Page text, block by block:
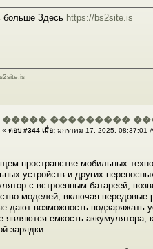
больше Здесь https://bs2site.is
����� ���������
« ตอบ #344 เมื่อ: มกราคม 17, 2025, 08:37:01
пространстве мобильных
устройств и других
с встроенным батареей,
моделей, включая передовые
дают возможность подзаряжать
являются емкость аккумулятора,
зарядки.